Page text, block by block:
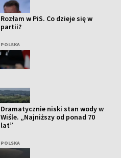
Rozłam w PiS. Co dzieje się w
partii?
POLSKA
Dramatycznie niski stan wody w
Wiśle. „Najniższy od ponad 70
lat”
POLSKA